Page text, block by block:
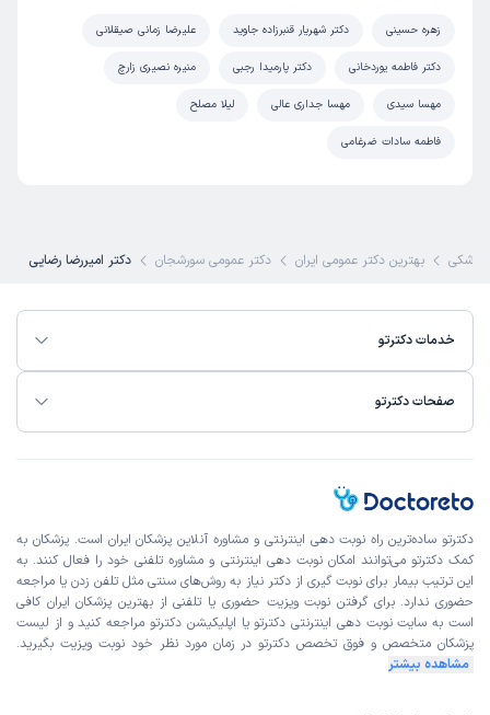
زهره حسینی دکتر شهریار قنبرزاده جاوید علیرضا زمانی صیقلانی
دکتر فاطمه یوردخانی دکتر پارمیدا رجبی منیره نصیری زارچ
مهسا سیدی مهسا جداری عالی لیلا مصلح
فاطمه سادات ضرغامی
بهترین دکتر عمومی ایران دکتر عمومی سورشجان دکتر امیررضا رضایی
خدمات دکترتو
صفحات دکترتو
دکترتو ساده‌ترین راه نوبت‌ دهی اینترنتی و مشاوره آنلاین پزشکان ایران است. پزشکان به
کمک دکترتو می‌توانند امکان نوبت دهی اینترنتی و مشاوره تلفنی خود را فعال کنند. به
این ترتیب بیمار برای نوبت گیری از دکتر نیاز به روش‌های سنتی مثل تلفن زدن یا مراجعه
حضوری ندارد. برای گرفتن نوبت ویزیت حضوری یا تلفنی از بهترین پزشکان ایران کافی
است به سایت نوبت دهی اینترنتی دکترتو یا اپلیکیشن دکترتو مراجعه کنید و از لیست
پزشکان متخصص و فوق تخصص دکترتو در زمان مورد نظر خود نوبت ویزیت بگیرید.
مشاهده بیشتر